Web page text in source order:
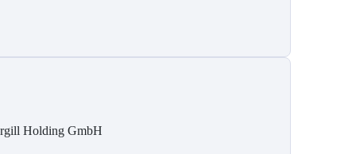
Holding GmbH